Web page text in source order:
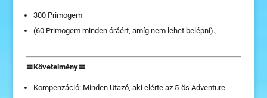
300 Primogem
(60 Primogem minden óráért, amíg nem lehet belépni).,
〓Követelmény〓
Kompenzáció: Minden Utazó, aki elérte az 5-ös Adventure